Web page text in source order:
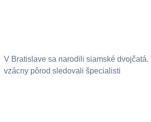
V Bratislave sa narodili siamské dvojčatá.
vzácny pôrod sledovali špecialisti